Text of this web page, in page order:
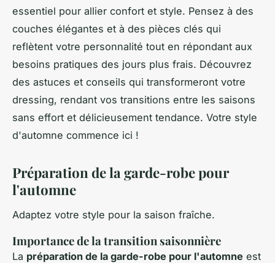
essentiel pour allier confort et style. Pensez à des
couches élégantes et à des pièces clés qui
reflètent votre personnalité tout en répondant aux
besoins pratiques des jours plus frais. Découvrez
des astuces et conseils qui transformeront votre
dressing, rendant vos transitions entre les saisons
sans effort et délicieusement tendance. Votre style
d'automne commence ici !
Préparation de la garde-robe pour
l'automne
Adaptez votre style pour la saison fraîche.
Importance de la transition saisonnière
La préparation de la garde-robe pour l'automne est